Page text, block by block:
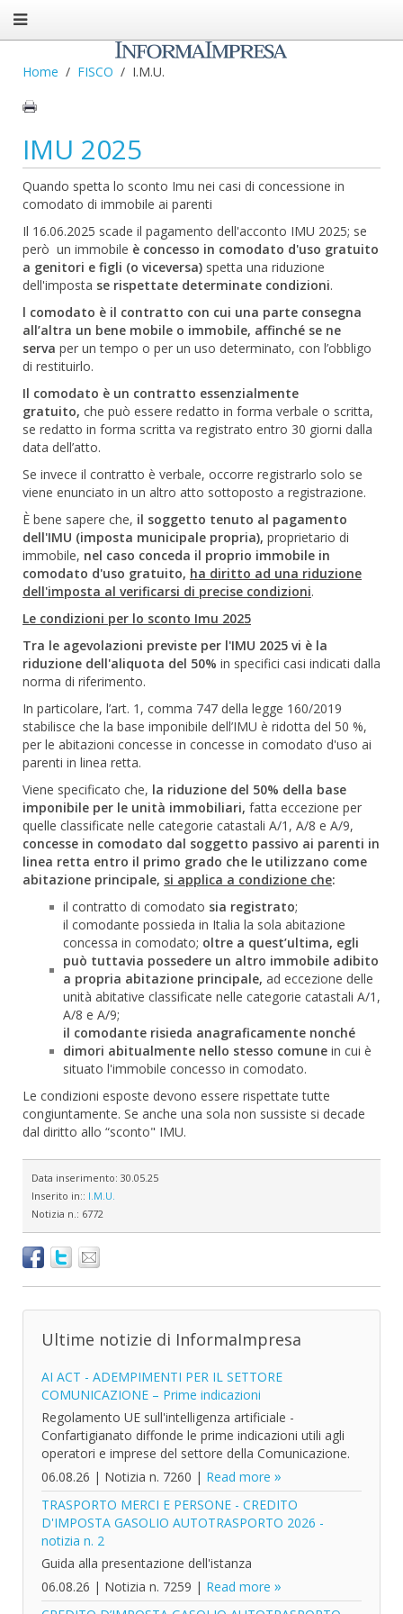
Home FISCO I.M.U.
IMU 2025
Quando spetta lo sconto Imu nei casi di concessione in
comodato di immobile ai parenti
Il 16.06.2025 scade il pagamento dell'acconto IMU 2025; se
però un immobile è concesso in comodato d'uso gratuito
a genitori e figli (o viceversa) spetta una riduzione
dell'imposta se rispettate determinate condizioni.
l comodato è il contratto con cui una parte consegna
all’altra un bene mobile o immobile, affinché se ne
serva per un tempo o per un uso determinato, con l’obbligo
di restituirlo.
Il comodato è un contratto essenzialmente
gratuito, che può essere redatto in forma verbale o scritta,
se redatto in forma scritta va registrato entro 30 giorni dalla
data dell’atto.
Se invece il contratto è verbale, occorre registrarlo solo se
viene enunciato in un altro atto sottoposto a registrazione.
È bene sapere che, il soggetto tenuto al pagamento
dell'IMU (imposta municipale propria), proprietario di
immobile, nel caso conceda il proprio immobile in
comodato d'uso gratuito, ha diritto ad una riduzione
dell'imposta al verificarsi di precise condizioni.
Le condizioni per lo sconto Imu 2025
Tra le agevolazioni previste per l'IMU 2025 vi è la
riduzione dell'aliquota del 50% in specifici casi indicati dalla
norma di riferimento.
In particolare, l’art. 1, comma 747 della legge 160/2019
stabilisce che la base imponibile dell’IMU è ridotta del 50 %,
per le abitazioni concesse in concesse in comodato d'uso ai
parenti in linea retta.
Viene specificato che, la riduzione del 50% della base
imponibile per le unità immobiliari, fatta eccezione per
quelle classificate nelle categorie catastali A/1, A/8 e A/9,
concesse in comodato dal soggetto passivo ai parenti in
linea retta entro il primo grado che le utilizzano come
abitazione principale, si applica a condizione che:
il contratto di comodato sia registrato;
il comodante possieda in Italia la sola abitazione
concessa in comodato; oltre a quest’ultima, egli
può tuttavia possedere un altro immobile adibito
a propria abitazione principale, ad eccezione delle
unità abitative classificate nelle categorie catastali A/1,
A/8 e A/9;
il comodante risieda anagraficamente nonché
dimori abitualmente nello stesso comune in cui è
situato l'immobile concesso in comodato.
Le condizioni esposte devono essere rispettate tutte
congiuntamente. Se anche una sola non sussiste si decade
dal diritto allo “sconto" IMU.
Data inserimento: 30.05.25
Inserito in:: I.M.U.
Notizia n.: 6772
Ultime notizie di InformaImpresa
AI ACT - ADEMPIMENTI PER IL SETTORE
COMUNICAZIONE – Prime indicazioni
Regolamento UE sull'intelligenza artificiale -
Confartigianato diffonde le prime indicazioni utili agli
operatori e imprese del settore della Comunicazione.
06.08.26 | Notizia n. 7260 | Read more
TRASPORTO MERCI E PERSONE - CREDITO
D'IMPOSTA GASOLIO AUTOTRASPORTO 2026 -
notizia n. 2
Guida alla presentazione dell'istanza
06.08.26 | Notizia n. 7259 | Read more